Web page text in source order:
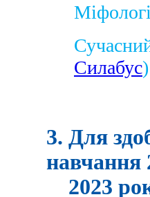
Силабус)
3. Для
навчання
2023